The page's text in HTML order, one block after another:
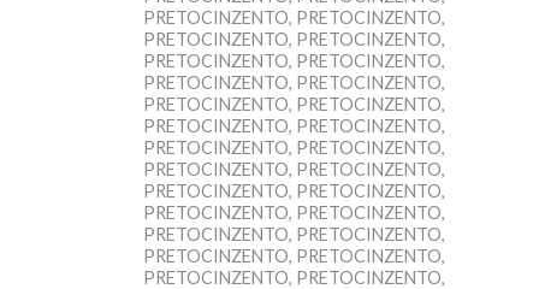
PRETOCINZENTO, PRETOCINZENTO,
PRETOCINZENTO, PRETOCINZENTO,
PRETOCINZENTO, PRETOCINZENTO,
PRETOCINZENTO, PRETOCINZENTO,
PRETOCINZENTO, PRETOCINZENTO,
PRETOCINZENTO, PRETOCINZENTO,
PRETOCINZENTO, PRETOCINZENTO,
PRETOCINZENTO, PRETOCINZENTO,
PRETOCINZENTO, PRETOCINZENTO,
PRETOCINZENTO, PRETOCINZENTO,
PRETOCINZENTO, PRETOCINZENTO,
PRETOCINZENTO, PRETOCINZENTO,
PRETOCINZENTO, PRETOCINZENTO,